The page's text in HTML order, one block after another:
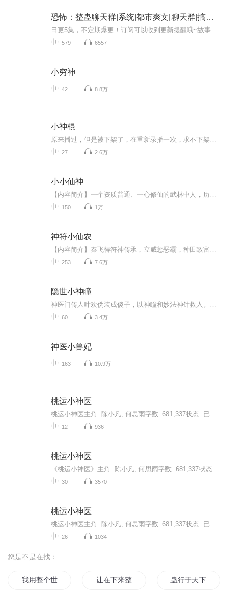
恐怖：整蛊聊天群|系统|都市爽文|聊天群|搞笑|AI电子书
579 6557
小穷神
42 8.8万
小神棍
27 2.6万
小小仙神
150 1万
神符小仙农
253 7.6万
隐世小神瞳
60 3.4万
神医小兽妃
163 10.9万
桃运小神医
12 936
桃运小神医
30 3570
桃运小神医
26 1034
您是不是在找：
我用整个世界爱过你 让在下来整个活 蛊行于天下